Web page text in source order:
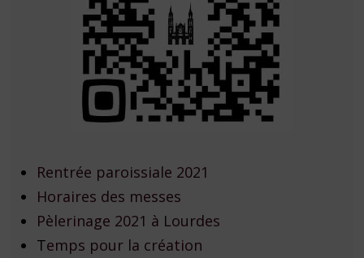
Rentrée paroissiale 2021
Horaires des messes
Pèlerinage 2021 à Lourdes
Temps pour la création